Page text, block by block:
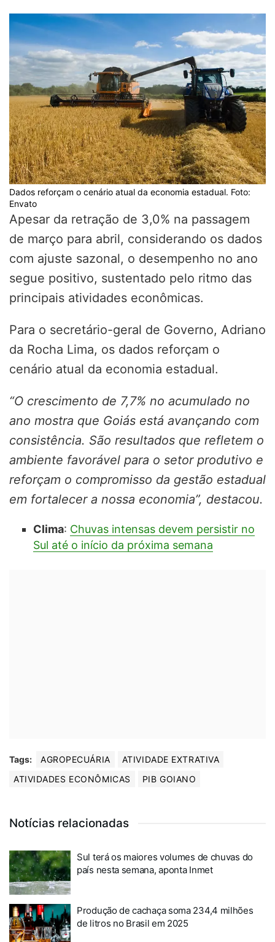
Dados reforçam o cenário atual da economia estadual. Foto:
Envato
Apesar da retração de 3,0% na passagem
de março para abril, considerando os dados
com ajuste sazonal, o desempenho no ano
segue positivo, sustentado pelo ritmo das
principais atividades econômicas.
Para o secretário-geral de Governo, Adriano
da Rocha Lima, os dados reforçam o
cenário atual da economia estadual.
“O crescimento de 7,7% no acumulado no
ano mostra que Goiás está avançando com
consistência. São resultados que refletem o
ambiente favorável para o setor produtivo e
reforçam o compromisso da gestão estadual
em fortalecer a nossa economia”, destacou.
Clima: Chuvas intensas devem persistir no
Sul até o início da próxima semana
Tags: AGROPECUÁRIA
ATIVIDADE EXTRATIVA
ATIVIDADES ECONÔMICAS
PIB GOIANO
Notícias relacionadas
Sul terá os maiores volumes de chuvas do
país nesta semana, aponta Inmet
Produção de cachaça soma 234,4 milhões
de litros no Brasil em 2025